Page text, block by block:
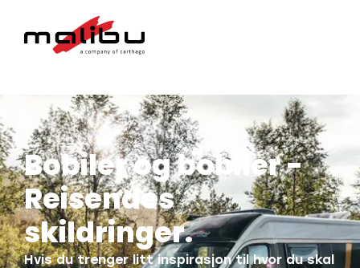
Bobiler og bobiler -
Reisendes
skildringer.
Hvis du trenger litt inspirasjon til hvor du skal